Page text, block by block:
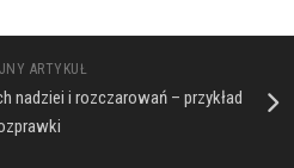
ARTYKUŁ
nadziei i rozczarowań – przykład